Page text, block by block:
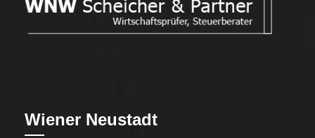
Wiener Neustadt